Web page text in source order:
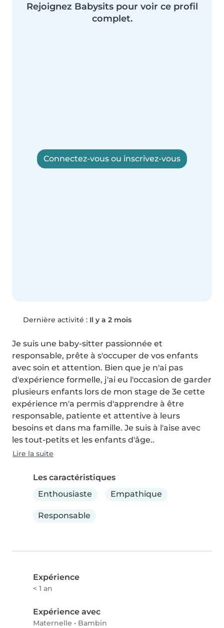
Rejoignez Babysits pour voir ce profil
complet.
Connectez-vous ou inscrivez-vous
Dernière activité : Il y a 2 mois
Je suis une baby-sitter passionnée et
responsable, prête à s'occuper de vos enfants
avec soin et attention. Bien que je n'ai pas
d'expérience formelle, j'ai eu l'occasion de garder
plusieurs enfants lors de mon stage de 3e cette
expérience m'a permis d'apprendre à être
responsable, patiente et attentive à leurs
besoins et dans ma famille. Je suis à l'aise avec
les tout-petits et les enfants d'âge..
Lire la suite
Les caractéristiques
Enthousiaste
Empathique
Responsable
Expérience
< 1 an
Expérience avec
Maternelle • Bambin